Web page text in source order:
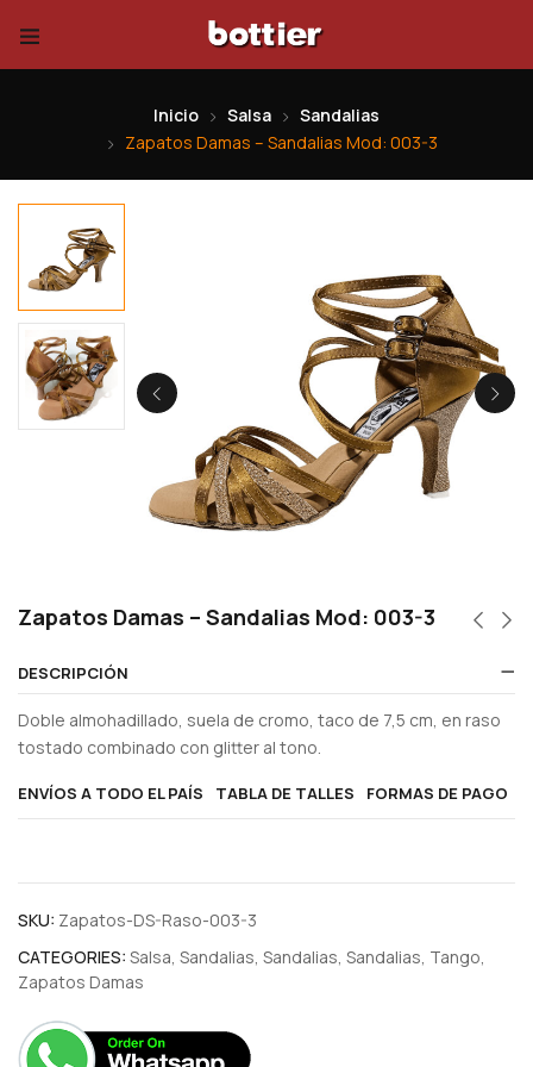
Inicio Salsa
Sandalias
Zapatos Damas – Sandalias Mod: 003-3
Zapatos Damas – Sandalias Mod: 003-3
DESCRIPCIÓN
Doble almohadillado, suela de cromo, taco de 7,5 cm, en raso
tostado combinado con glitter al tono.
ENVÍOS A TODO EL PAÍS TABLA DE TALLES FORMAS DE PAGO
SKU: Zapatos-DS-Raso-003-3
CATEGORIES: Salsa, Sandalias, Sandalias, Sandalias, Tango,
Zapatos Damas